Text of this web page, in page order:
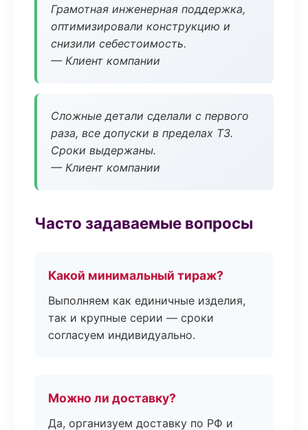
Грамотная инженерная поддержка,
оптимизировали конструкцию и
снизили себестоимость.
— Клиент компании
Сложные детали сделали с первого
раза, все допуски в пределах ТЗ.
Сроки выдержаны.
— Клиент компании
Часто задаваемые вопросы
Какой минимальный тираж?
Выполняем как единичные изделия,
так и крупные серии — сроки
согласуем индивидуально.
Можно ли доставку?
Да, организуем доставку по РФ и